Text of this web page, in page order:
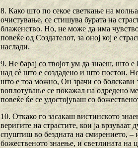
8. Како што по секое светкање на
очистување, се стишува бурата на
блаженство. Но, не може да има
повеќе од Создателот, за оној кој е
наслади.
9. Не барај со твојот ум да знаеш, што
над сѐ што е создадено и што постои.
што е тоа можно, Он зрачи со болскави
воплотување се покажал на одредено
повеќе ќе се удостојуваш со
10. Откако го засакаш вистинското
веригите на страстите, кои ја
спуштиш во бездната на смирението, –
божественото знаење, и светлината на